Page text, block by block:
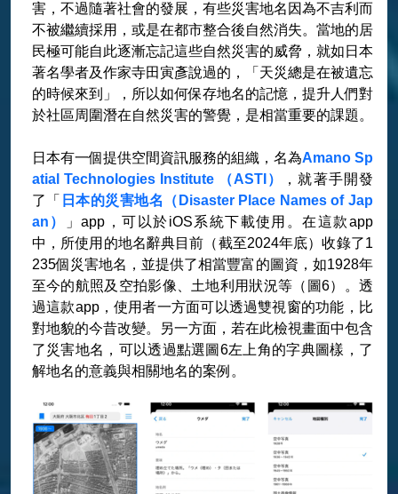
害，不過隨著社會的發展，有些災害地名因為不吉利而
不被繼續採用，或是在都市整合後自然消失。當地的居
民極可能自此逐漸忘記這些自然災害的威脅，就如日本
著名學者及作家寺田寅彥說過的，「天災總是在被遺忘
的時候來到」，所以如何保存地名的記憶，提升人們對
於社區周圍潛在自然災害的警覺，是相當重要的課題。
日本有一個提供空間資訊服務的組織，名為Amano Sp
atial Technologies Institute （ASTI）
，就著手開發
了「
日本的災害地名（Disaster Place Names of Jap
an）
」app，可以於iOS系統下載使用。在這款app
中，所使用的地名辭典目前（截至2024年底）收錄了1
235個災害地名，並提供了相當豐富的圖資，如1928年
至今的航照及空拍影像、土地利用狀況等（圖6）。透
過這款app，使用者一方面可以透過雙視窗的功能，比
對地貌的今昔改變。另一方面，若在此檢視畫面中包含
了災害地名，可以透過點選圖6左上角的字典圖樣，了
解地名的意義與相關地名的案例。